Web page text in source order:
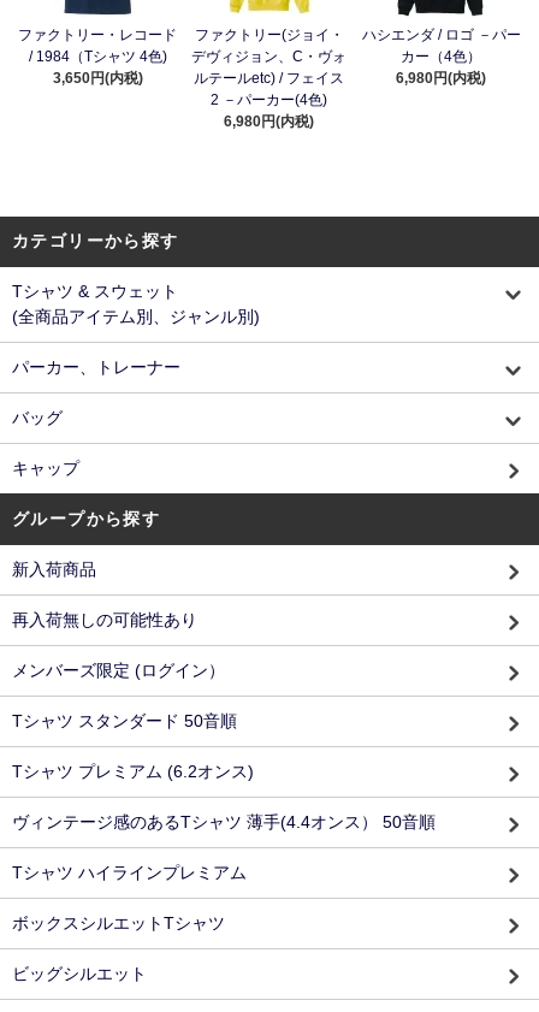
ファクトリー・レコード
/ 1984（Tシャツ 4色)
3,650円(内税)
ファクトリー(ジョイ・
デヴィジョン、C・ヴォ
ルテールetc) / フェイス
2 －パーカー(4色)
6,980円(内税)
ハシエンダ / ロゴ －パー
カー（4色）
6,980円(内税)
カテゴリーから探す
Tシャツ & スウェット
(全商品アイテム別、ジャンル別)
パーカー、トレーナー
バッグ
キャップ
グループから探す
新入荷商品
再入荷無しの可能性あり
メンバーズ限定 (ログイン）
Tシャツ スタンダード 50音順
Tシャツ プレミアム (6.2オンス)
ヴィンテージ感のあるTシャツ 薄手(4.4オンス） 50音順
Tシャツ ハイラインプレミアム
ボックスシルエットTシャツ
ビッグシルエット